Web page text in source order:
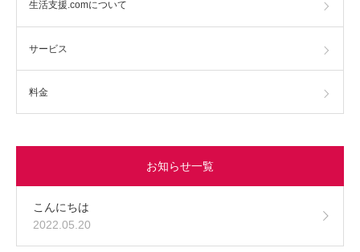
生活支援.comについて
サービス
料金
お知らせ一覧
こんにちは
2022.05.20